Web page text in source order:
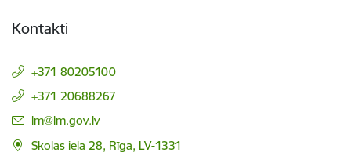
Kontakti
+371 80205100
+371 20688267
E-pasts:
lm@lm.gov.lv
Skolas iela 28, Rīga, LV-1331